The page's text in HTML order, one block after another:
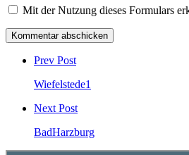
Mit der Nutzung dieses Formulars
Post
comment
Prev Post
Wiefelstede1
Next Post
BadHarzburg